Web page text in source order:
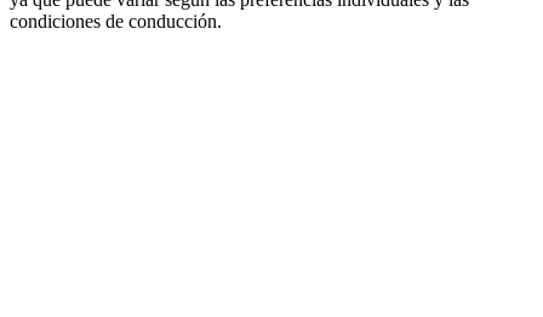
condiciones de conducción.